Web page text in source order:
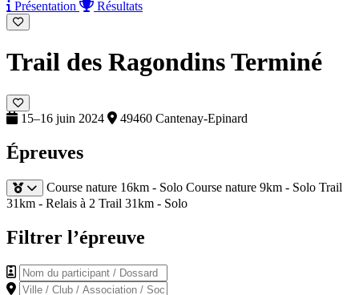
Présentation
Résultats
Trail des RagondinsTerminé
15–16 juin 2024 49460 Cantenay-Epinard
Épreuves
Course nature 16km - Solo Course nature 9km - Solo Trail
31km - Relais à 2 Trail 31km - Solo
Filtrer l’épreuve
Nom du participant / Dossard
Ville / Club / Association / Société